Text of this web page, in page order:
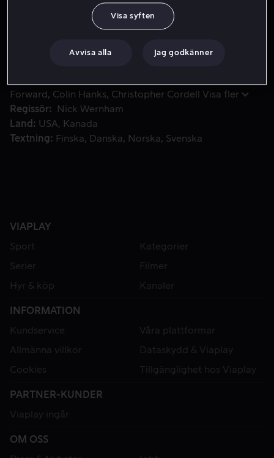
Vad kan vara konstigare än att ett stort hål öppnar sig i
Vad kan vara konstigare än att ett stort hål öppnar sig i
Lucy Sherringtons vardagsrumsgolv? Jo, kärleken, som
Forward
Colin Hanks Christopher Cordell
Visa fler
Regissör
Nick Wernham
Land
USA
Kanada
Textning
Finska Danska Norska Svenska
VIAPLAY
Sport
Kategorier
Serier
Filmer
Hyr & köp
Kanaler
INFORMATION
Kundservice
Våra plattformar
Allmänna villkor
Dataskydd & Viaplay
Cookies
Tillgänglighet hos Viaplay
PARTNER-KUNDER
Viaplay ingår
OM OSS
Visa syften
Avvisa alla Jag godkänner